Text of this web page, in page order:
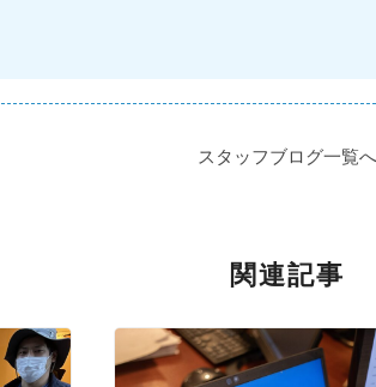
スタッフブログ一覧へ
関連記事